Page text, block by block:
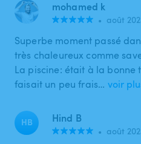
mohamed k
• août
Superbe moment passé
très chaleureux comme
La piscine: était à la
faisait un peu frais… voir
HB Hind B
• août